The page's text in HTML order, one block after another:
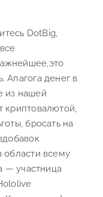
DotBig,
Апагога денег в
из нашей
криптовалютой,
бросать на
области всему
— участница